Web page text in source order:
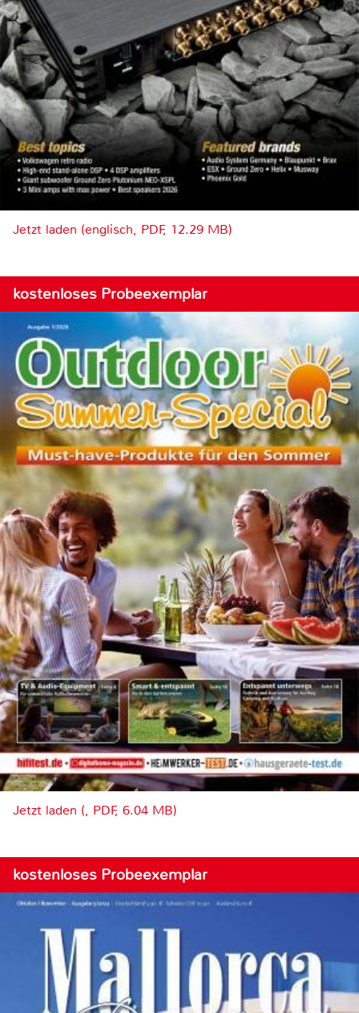
Jetzt laden (englisch, PDF, 12.29 MB)
kostenloses Probeexemplar
Jetzt laden (, PDF, 6.04 MB)
kostenloses Probeexemplar